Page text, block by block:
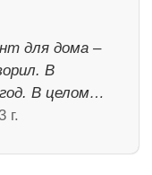
для дома –
В
В целом…
г.